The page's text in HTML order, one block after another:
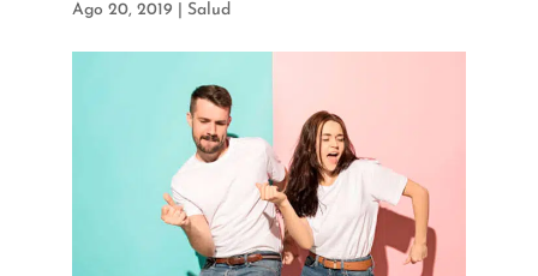
Ago 20, 2019 Salud